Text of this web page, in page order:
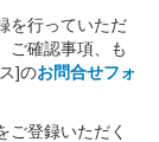
を行っていただ
ご確認事項、も
]のお問合せフォ
ご登録いただく